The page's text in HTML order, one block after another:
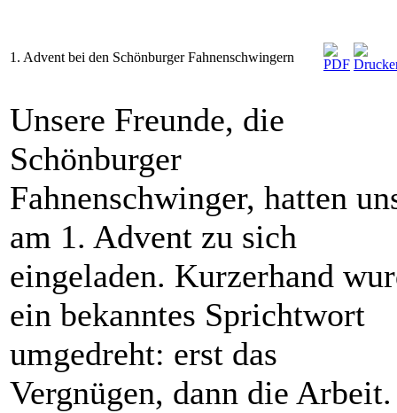
1. Advent bei den Schönburger Fahnenschwingern
Unsere Freunde, die
Schönburger
Fahnenschwinger, hatten
am 1. Advent zu sich
eingeladen. Kurzerhand
ein bekanntes Sprichtwort
umgedreht: erst das
Vergnügen, dann die Arbeit.